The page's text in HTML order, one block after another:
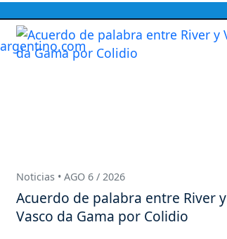
Noticias • AGO 6 / 2026
Acuerdo de palabra entre River y
Vasco da Gama por Colidio